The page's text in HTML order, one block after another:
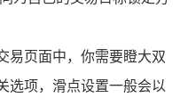
易页面中，你需要瞪大双
选项，滑点设置一般会以